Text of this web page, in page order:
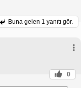
Buna gelen 1 yanıtı gör.
0